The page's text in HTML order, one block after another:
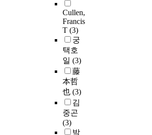
Cullen,
Francis
T (3)
궁
택호
일 (3)
藤
本哲
也 (3)
김
중곤
(3)
박